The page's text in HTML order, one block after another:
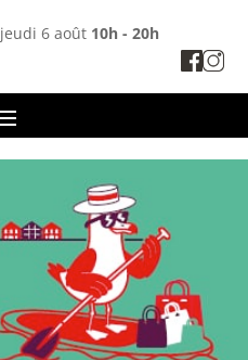
jeudi 6 août 10h - 20h